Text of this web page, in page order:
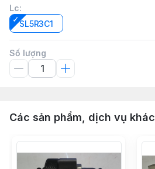
Lc:
SL5R3C1
Số lượng
Các sản phẩm, dịch vụ khác